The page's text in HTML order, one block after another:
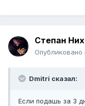
Степан
Опубликовано
Dmitri сказал:
Если подашь за 3